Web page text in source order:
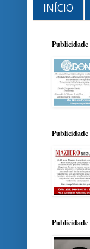
INÍCIO
Publicidade
Publicidade
Publicidade